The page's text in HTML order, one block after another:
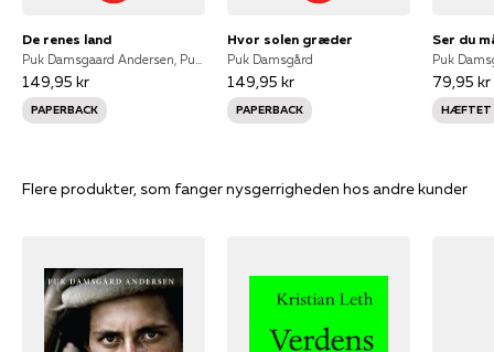
De renes land
149,95 kr
PAPERBACK
Hvor solen græder
Puk Damsgård
149,95 kr
PAPERBACK
Ser du
Puk
79,95 kr
HÆFTET
Flere produkter, som fanger nysgerrigheden hos andre kunder